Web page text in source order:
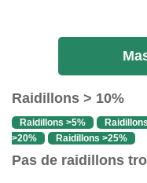
Raidillons > 10%
Raidillons >5%
>20%
Raidillons >25%
Pas de raidillons